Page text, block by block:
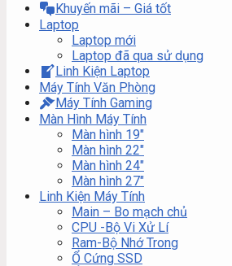
Khuyến mãi – Giá tốt
Laptop
Laptop mới
Laptop đã qua sử dụng
Linh Kiện Laptop
Máy Tính Văn Phòng
Máy Tính Gaming
Màn Hình Máy Tính
Màn hình 19″
Màn hình 22″
Màn hình 24″
Màn hình 27″
Linh Kiện Máy Tính
Main – Bo mạch chủ
CPU -Bộ Vi Xử Lí
Ram-Bộ Nhớ Trong
Ổ Cứng SSD